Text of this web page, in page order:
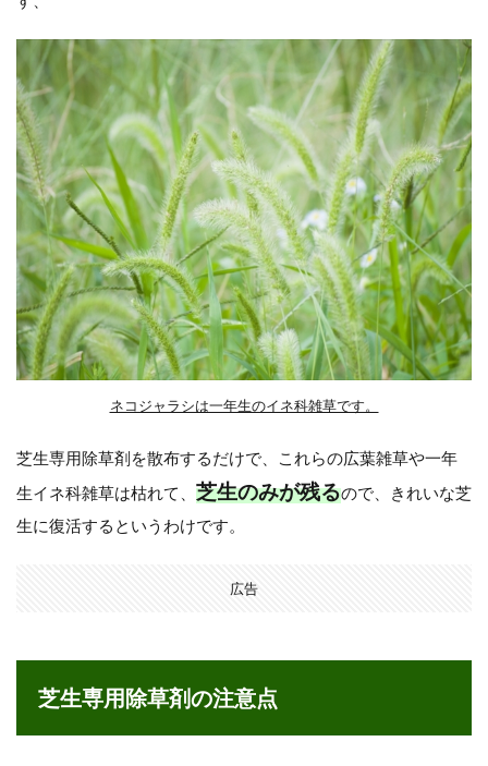
ネコジャラシは一年生のイネ科雑草です。
芝生専用除草剤を散布するだけで、これらの広葉雑草や一年
生イネ科雑草は枯れて、 芝生のみが残るので、きれいな芝
生に復活するというわけです。
広告
芝生専用除草剤の注意点